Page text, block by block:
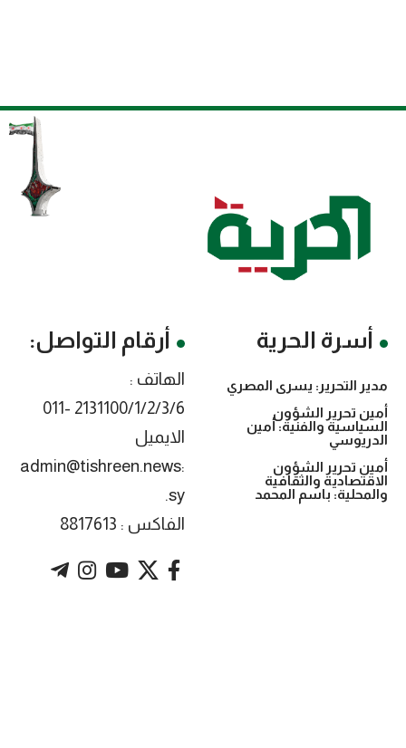
أسرة الحرية
مدير التحرير: يسرى المصري
أمين تحرير الشؤون
السياسية والفنية: أمين
الدريوسي
أمين تحرير الشؤون
الاقتصادية والثقافية
والمحلية: باسم المحمد
أرقام التواصل:
الهاتف :
2131100/1/2/3/6 -011
الايميل
:admin@tishreen.news
.sy
الفاكس : 8817613